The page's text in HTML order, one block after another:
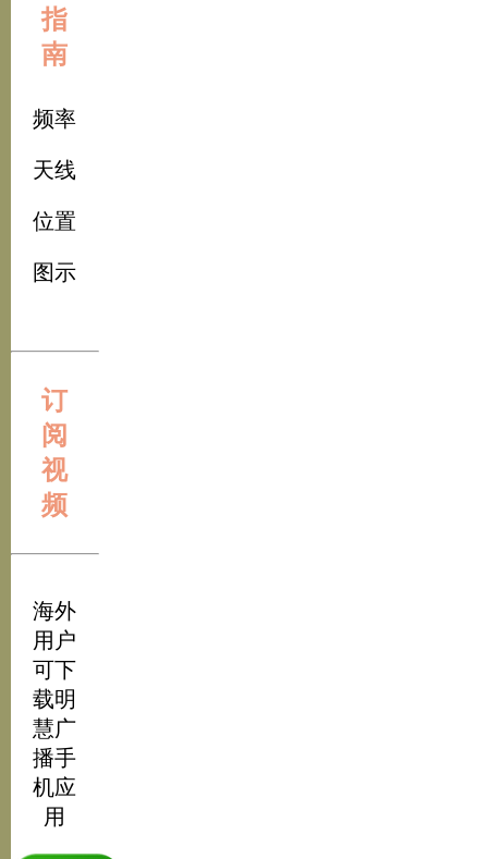
指
南
频率
天线
位置
图示
订
阅
视
频
海外
用户
可下
载明
慧广
播手
机应
用